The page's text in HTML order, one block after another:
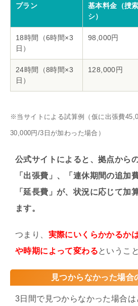
プラン
基本料金（捜
シ）
18時間（6時間×3
日）
98,000円
24時間（8時間×3
日）
128,000円
※当サイトによる試算例（仮に出張費
30,000円/3日が加わった場合）
公式サイトによると、拠点から
「出張費」、「連休期間の追加
「延長費」が、状況に応じて加
ます。
つまり、 実際にいくらかかるか
や時期によって変わるというこ
見つからなかった場合
3日間で見つからなかった場合